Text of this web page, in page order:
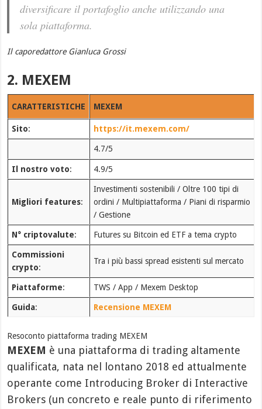
diversificare il portafoglio anche utilizzando una
sola piattaforma.
Il caporedattore Gianluca Grossi
2. MEXEM
CARATTERISTICHE MEXEM
Sito: https://it.mexem.com/
4.7/5
Il nostro voto: 4.9/5
Migliori features:
Investimenti sostenibili / Oltre 100 tipi di
ordini / Multipiattaforma / Piani di risparmio
/ Gestione
N° criptovalute: Futures su Bitcoin ed ETF a tema crypto
Commissioni
crypto:
Tra i più bassi spread esistenti sul mercato
Piattaforme: TWS / App / Mexem Desktop
Guida: Recensione MEXEM
Resoconto piattaforma trading MEXEM
MEXEM è una piattaforma di trading altamente
qualificata, nata nel lontano 2018 ed attualmente
operante come Introducing Broker di Interactive
Brokers (un concreto e reale punto di riferimento